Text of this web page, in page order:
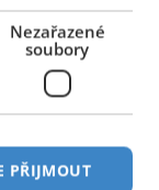
Nezařazené
soubory
PŘIJMOUT